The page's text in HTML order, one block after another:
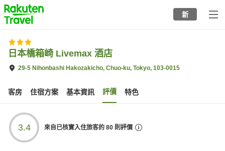
to
top
page
新
日本橋箱崎 Livemax 酒店
29-5 Nihonbashi Hakozakicho, Chuo-ku, Tokyo, 103-0015
客房 住宿方案 基本資訊 評價 特色
3.4 來自已核實入住旅客的 80 則評價